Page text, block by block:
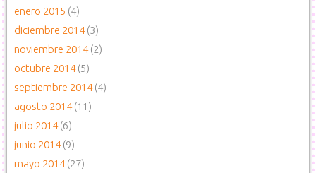
enero 2015 (4)
diciembre 2014(3)
noviembre 2014(2)
octubre 2014(5)
septiembre 2014(4)
agosto 2014(11)
julio 2014(6)
junio 2014(9)
mayo 2014(27)